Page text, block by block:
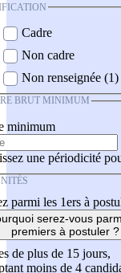
Cadre
Non cadre
Non renseignée (1)
BRUT MINIMUM
minimum
une périodicité
parmi les 1ers à
serez-vous
premiers à postuler ?
de plus de 15 jours,
moins de 4